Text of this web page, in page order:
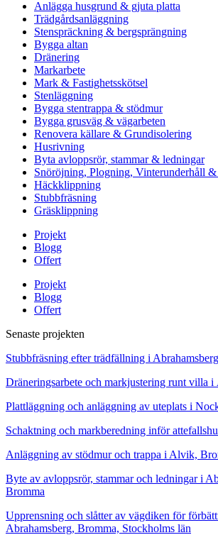
Anlägga husgrund & gjuta platta
Trädgårdsanläggning
Stenspräckning & bergsprängning
Bygga altan
Dränering
Markarbete
Mark & Fastighetsskötsel
Stenläggning
Bygga stentrappa & stödmur
Bygga grusväg & vägarbeten
Renovera källare & Grundisolering
Husrivning
Byta avloppsrör, stammar & ledningar
Snöröjning, Plogning, Vinterunderhåll
Häckklippning
Stubbfräsning
Gräsklippning
Projekt
Blogg
Offert
Projekt
Blogg
Offert
Senaste projekten
Stubbfräsning efter trädfällning i
Dräneringsarbete och markjustering runt villa
Plattläggning och anläggning av uteplats i
Schaktning och markberedning inför
Anläggning av stödmur och trappa i Alvik,
Byte av avloppsrör, stammar och ledningar i
Bromma
Upprensning och slåtter av vägdiken för
Abrahamsberg, Bromma, Stockholms län